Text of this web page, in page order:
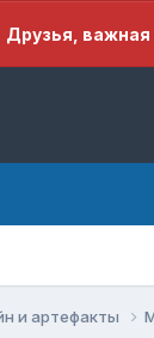
Друзья, важная
и артефакты